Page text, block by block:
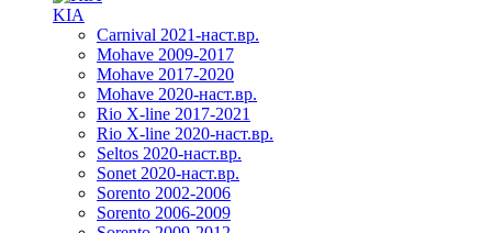
KIA
Carnival 2021-наст.вр.
Mohave 2009-2017
Mohave 2017-2020
Mohave 2020-наст.вр.
Rio X-line 2017-2021
Rio X-line 2020-наст.вр.
Seltos 2020-наст.вр.
Sonet 2020-наст.вр.
Sorento 2002-2006
Sorento 2006-2009